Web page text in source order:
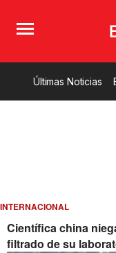
Últimas Noticias
INTERNACIONAL
Científica china
filtrado de su